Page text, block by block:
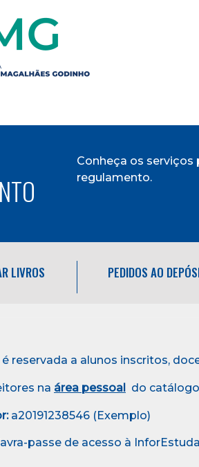
Conheça os serviços
regulamento.
LIVROS PEDIDOS AO
reservada a alunos inscritos,
na área pessoal do
a20191238546 (Exemplo)
passe de acesso à